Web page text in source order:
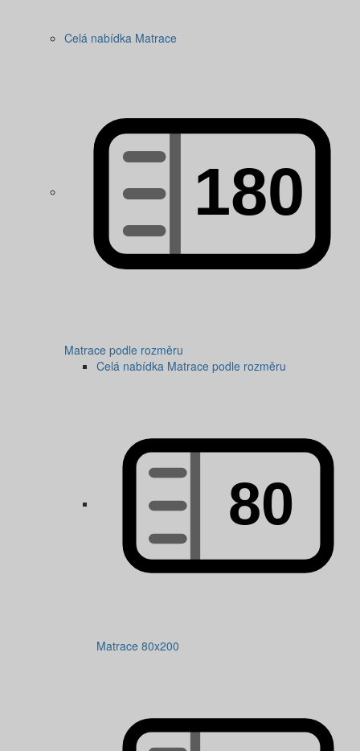
Celá nabídka Matrace
Matrace podle rozměru
Celá nabídka Matrace podle rozměru
Matrace 80x200